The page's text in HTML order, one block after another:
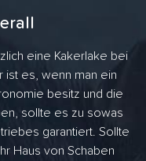
eine Kakerlake bei
ist es, wenn man ein
besitz und die
sollte es zu sowas
garantiert. Sollte
Haus von Schaben